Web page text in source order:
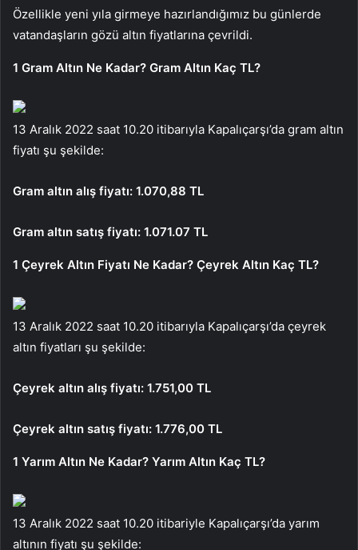
Özellikle yeni yıla girmeye hazırlandığımız bu günlerde
vatandaşların gözü altın fiyatlarına çevrildi.
1 Gram Altın Ne Kadar? Gram Altın Kaç TL?
13 Aralık 2022 saat 10.20 itibarıyla Kapalıçarşı’da gram altın
fiyatı şu şekilde:
Gram altın alış fiyatı: 1.070,88 TL
Gram altın satış fiyatı: 1.071.07 TL
1 Çeyrek Altın Fiyatı Ne Kadar? Çeyrek Altın Kaç TL?
13 Aralık 2022 saat 10.20 itibarıyla Kapalıçarşı’da çeyrek
altın fiyatları şu şekilde:
Çeyrek altın alış fiyatı: 1.751,00 TL
Çeyrek altın satış fiyatı: 1.776,00 TL
1 Yarım Altın Ne Kadar? Yarım Altın Kaç TL?
13 Aralık 2022 saat 10.20 itibariyle Kapalıçarşı’da yarım
altının fiyatı şu şekilde: